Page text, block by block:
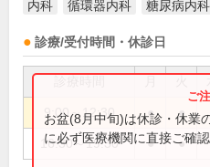
内科 循環器内科 糖尿病内科
診療/受付時間・休診日
9:00～12:30 ● ●
16:30～19:30 ● ●
お盆(8月中旬)は休診・休業
に必ず医療機関に直接ご確認